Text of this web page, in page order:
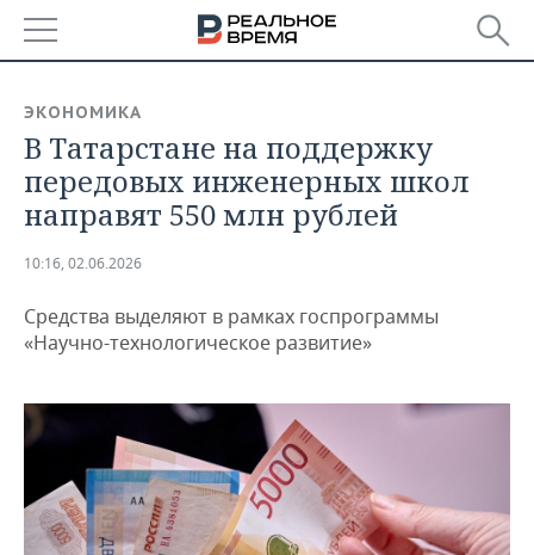
БАШКОРТОСТАН
ТАТАРСТАН
НОВОСТИ
АНАЛИТИКА
ДЕКЛАРАЦИИ О ДОХОДАХ
КОРОЛИ ГОСЗАКАЗА ПФО
ВУЗЫ ТАТАРСТАНА
КОМУ ПРИНАДЛЕЖАТ
ТОРГОВЫЕ ЦЕНТРЫ
ТАТАРСТАНА
НОВОСТИ ЭКОНОМИКИ
ФИНАНСЫ
БАНКИ
БЮДЖЕТ
ИНВЕСТИЦИИ
ПРОМЫШЛЕННОСТЬ
НОВОСТИ
АГРОПРОМ
МАШИНОСТРОЕНИЕ
НЕФТЕХИМИЯ
НЕДВИЖИМОСТЬ
НОВОСТИ НЕДВИЖИМОСТИ
АВТО
НОВОСТИ АВТО
БИЗНЕС
НОВОСТИ БИЗНЕСА
ТЕХНОЛОГИИ
ЭКОНОМИКА
В Татарстане на поддержку
передовых инженерных школ
направят 550 млн рублей
10:16, 02.06.2026
Средства выделяют в рамках госпрограммы
«Научно-технологическое развитие»